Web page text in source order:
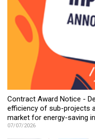
Contract Award Notice -
efficiency of sub-projects
market for energy-saving
07/07/2026